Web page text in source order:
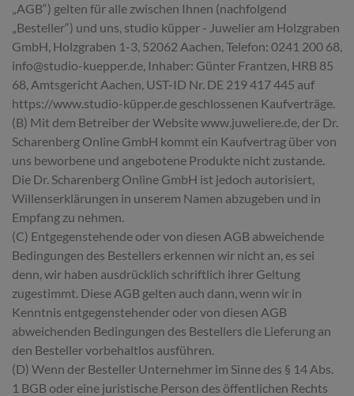
„AGB“) gelten für alle zwischen Ihnen (nachfolgend
„Besteller“) und uns, studio küpper - Juwelier am Holzgraben
GmbH, Holzgraben 1-3, 52062 Aachen, Telefon: 0241 200 68,
info@studio-kuepper.de, Inhaber: Günter Frantzen, HRB 85
68, Amtsgericht Aachen, UST-ID Nr. DE 219 417 445 auf
https://www.studio-küpper.de geschlossenen Kaufverträge.
(B) Mit dem Betreiber der Website www.juweliere.de, der Dr.
Scharenberg Online GmbH kommt ein Kaufvertrag über von
uns beworbene und angebotene Produkte nicht zustande.
Die Dr. Scharenberg Online GmbH ist jedoch autorisiert,
Willenserklärungen in unserem Namen abzugeben und in
Empfang zu nehmen.
(C) Entgegenstehende oder von diesen AGB abweichende
Bedingungen des Bestellers erkennen wir nicht an, es sei
denn, wir haben ausdrücklich schriftlich ihrer Geltung
zugestimmt. Diese AGB gelten auch dann, wenn wir in
Kenntnis entgegenstehender oder von diesen AGB
abweichenden Bedingungen des Bestellers die Lieferung an
den Besteller vorbehaltlos ausführen.
(D) Wenn der Besteller Unternehmer im Sinne des § 14 Abs.
1 BGB oder eine juristische Person des öffentlichen Rechts